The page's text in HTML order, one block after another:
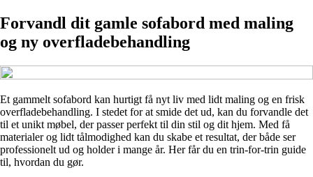
Forvandl dit gamle sofabord med maling
og ny overfladebehandling
Et gammelt sofabord kan hurtigt få nyt liv med lidt maling og en frisk
overfladebehandling. I stedet for at smide det ud, kan du forvandle det
til et unikt møbel, der passer perfekt til din stil og dit hjem. Med få
materialer og lidt tålmodighed kan du skabe et resultat, der både ser
professionelt ud og holder i mange år. Her får du en trin-for-trin guide
til, hvordan du gør.